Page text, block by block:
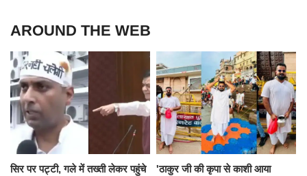
AROUND THE WEB
सिर पर पट्टी, गले में तख्ती लेकर पहुंचे
'ठाकुर जी की कृपा से काशी आया